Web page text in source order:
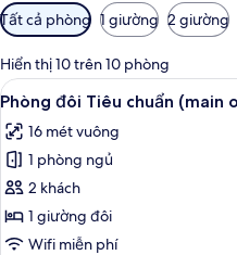
Bộ
lọc
có
thể
dùng
để
lọc
tìm
phòng
Tất cả phòng 1 giường 2 giường
Hiển thị 10 trên 10 phòng
Xem
tất
cả
ảnh
Phòng
đôi
Tiêu
10
Phòng đôi Tiêu chuẩn (main
16 mét vuông
1 phòng ngủ
2 khách
1 giường đôi
Wifi miễn phí